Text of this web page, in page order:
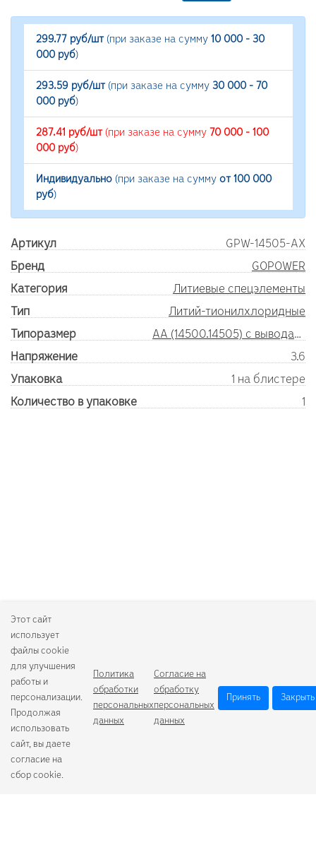
299.77 руб/шт(при заказе на сумму 10 000 - 30
000 руб)
293.59 руб/шт(при заказе на сумму 30 000 - 70
000 руб)
287.41 руб/шт(при заказе на сумму 70 000 - 100
000 руб)
Индивидуально (при заказе на сумму от 100 000
руб)
Артикул
GPW-14505-AX
Бренд
GOPOWER
Категория
Литиевые спецэлементы
Тип
Литий-тионилхлоридные
Типоразмер
AA (14500.14505) с выводами
Напряжение
3.6
Упаковка
1 на блистере
Количество в упаковке
1
Этот сайт
использует
файлы cookie
для улучшения
работы и
персонализации.
Продолжая
использовать
сайт, вы даете
согласие на
сбор cookie.
Политика
обработки
персональных
данных
Согласие на
обработку
персональных
данных
Принять Закрыть